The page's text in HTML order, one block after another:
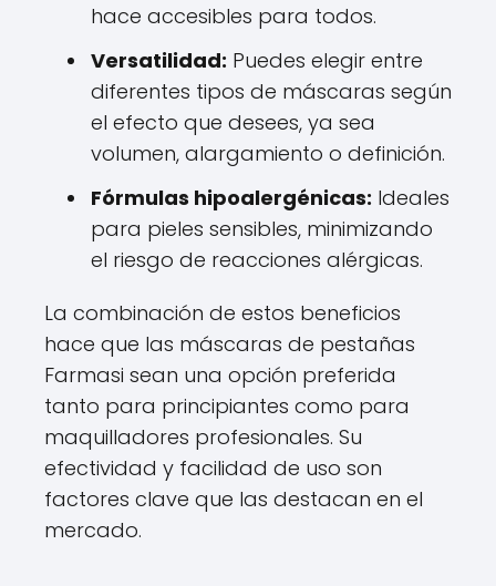
hace accesibles para todos.
Versatilidad: Puedes elegir entre
diferentes tipos de máscaras según
el efecto que desees, ya sea
volumen, alargamiento o definición.
Fórmulas hipoalergénicas: Ideales
para pieles sensibles, minimizando
el riesgo de reacciones alérgicas.
La combinación de estos beneficios
hace que las máscaras de pestañas
Farmasi sean una opción preferida
tanto para principiantes como para
maquilladores profesionales. Su
efectividad y facilidad de uso son
factores clave que las destacan en el
mercado.